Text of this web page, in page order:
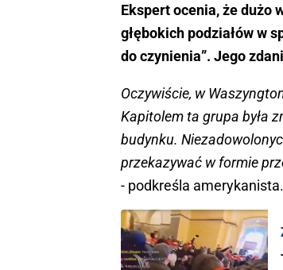
Ekspert ocenia, że dużo
głębokich podziałów w
do czynienia”. Jego
Oczywiście, w
Kapitolem ta grupa była
budynku.
przekazywać w formie
- podkreśla amerykanista.